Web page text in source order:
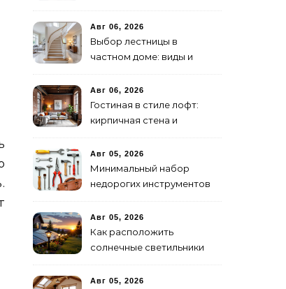
Авг 06, 2026
Выбор лестницы в
частном доме: виды и
Авг 06, 2026
Гостиная в стиле лофт:
кирпичная стена и
Авг 05, 2026
Минимальный набор
недорогих инструментов
Авг 05, 2026
Как расположить
солнечные светильники
Авг 05, 2026